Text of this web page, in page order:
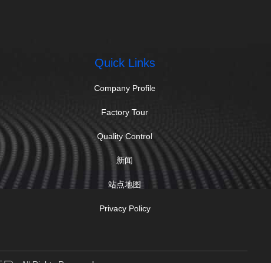
Quick Links
Company Profile
Factory Tour
Quality Control
新闻
站点地图
Privacy Policy